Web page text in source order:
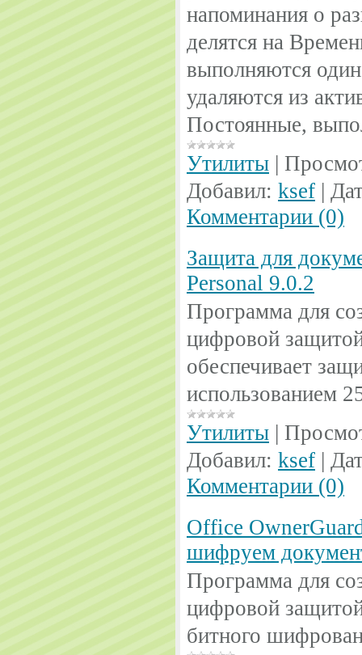
напоминания о
делятся на
выполняются
удаляются из
Постоянные,
Утилиты |
Добавил: ksef |
Комментарии (0)
Защита для
Personal 9.0.2
Программа для
цифровой
обеспечивает
использованием
Утилиты |
Добавил: ksef |
Комментарии (0)
Office
шифруем
Программа для
цифровой
битного